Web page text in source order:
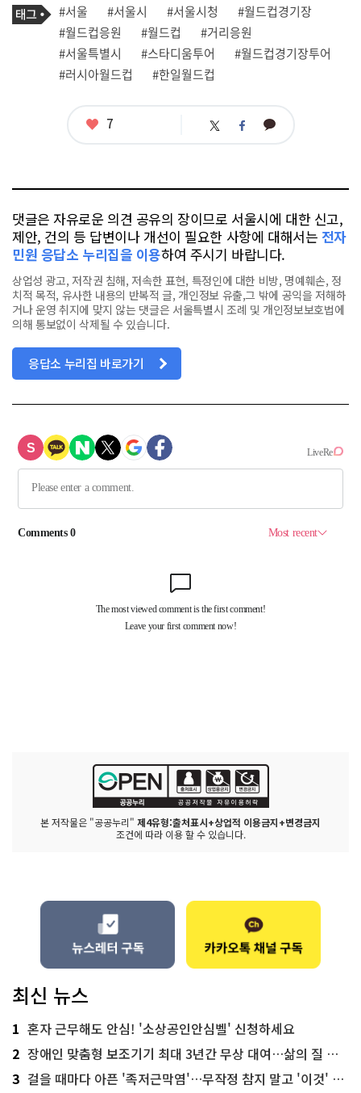
필 사
관
련
태
그
태
그
#서울 #서울시 #서울시청
#월드컵경기장
#월드컵응원
#월드컵
#거리응원
#서울특별시
#스타디움투어
#월드컵경기장투어
#러시아월드컵
#한일월드컵
좋
7 트 페 카
댓글은 자유로운 의견 공유의 장이므로 서울시에 대한 신고,
제안, 건의 등 답변이나 개선이 필요한 사항에 대해서는 전자
민원 응답소 누리집을 이용하여 주시기 바랍니다.
상업성 광고, 저작권 침해, 저속한 표현, 특정인에 대한 비방, 명예훼손, 정
치적 목적, 유사한 내용의 반복적 글, 개인정보 유출,그 밖에 공익을 저해하
거나 운영 취지에 맞지 않는 댓글은 서울특별시 조례 및 개인정보보호법에
의해 통보없이 삭제될 수 있습니다.
응답소 누리집 바로가기
본 저작물은 "공공누리" 제4유형:출처표시+상업적 이용금지+변경금지
조건에 따라 이용 할 수 있습니다.
최신 뉴스
1 혼자 근무해도 안심! '소상공인안심벨' 신청하세요
2 장애인 맞춤형 보조기기 최대 3년간 무상 대여…삶의 질 높인다
3 걸을 때마다 아픈 '족저근막염'…무작정 참지 말고 '이것' 해보세요!